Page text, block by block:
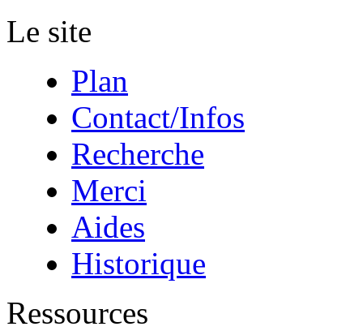
Le site
Plan
Contact/Infos
Recherche
Merci
Aides
Historique
Ressources